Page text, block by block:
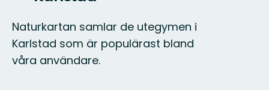
Naturkartan samlar de utegymen i
Karlstad som är populärast bland
våra användare.